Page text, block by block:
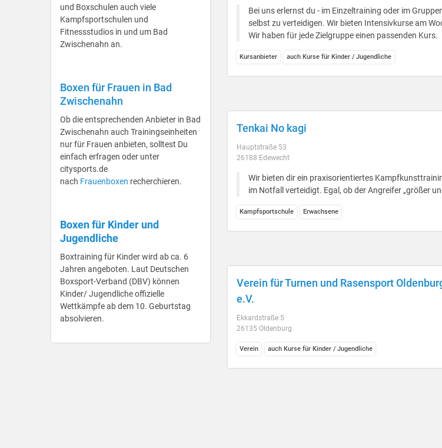
und Boxschulen auch viele
Kampfsportschulen und
Fitnessstudios in und um Bad
Zwischenahn an.
Boxen für Frauen in Bad
Zwischenahn
Ob die entsprechenden Anbieter in Bad
Zwischenahn auch Trainingseinheiten
nur für Frauen anbieten, solltest Du
einfach erfragen oder unter
citysports.de
nach Frauenboxen recherchieren.
Boxen für Kinder und
Jugendliche
Boxtraining für Kinder wird ab ca. 6
Jahren angeboten. Laut Deutschen
Boxsport-Verband (DBV) können
Kinder/ Jugendliche offizielle
Wettkämpfe ab dem 10. Geburtstag
absolvieren.
Bei uns erlernst du - im Einzeltraining oder im
selbst zu verteidigen. Wir bieten Intensivkurse am
Wir haben für jede Zielgruppe einen passenden Kurs.
Kursanbieter auch Kurse für Kinder / Jugendliche
Tenkai No kagi
Hauptstraße 53
26188 Edewecht
Wir bieten dir ein praxisorientiertes
im Notfall verteidigt. Egal, ob der Angreifer „größer
Kampfsportschule Erwachsene
Verein für Turnen und Rasensport
e.V.
Ekkardstraße 5
26135 Oldenburg
Verein auch Kurse für Kinder / Jugendliche